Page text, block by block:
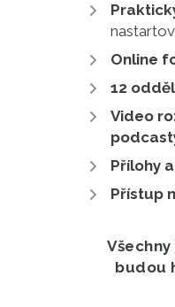
Online
12
Video
Přílohy
Přístup
budou